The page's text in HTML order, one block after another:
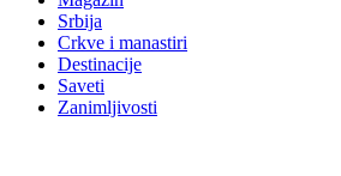
Srbija
Crkve i manastiri
Destinacije
Saveti
Zanimljivosti